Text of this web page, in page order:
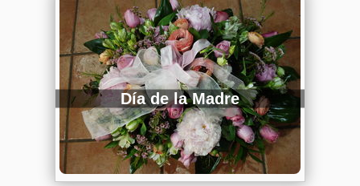
Día de la Madre